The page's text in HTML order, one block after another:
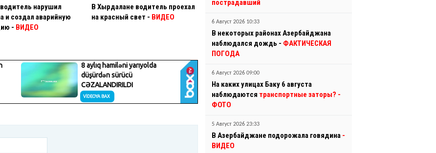
нарушил
и создал аварийную
- ВИДЕО
В Хырдалане водитель проехал
на красный свет - ВИДЕО
пострадавший
6 Август 2026 10:33
В некоторых районах Азербайджана
наблюдался дождь - ФАКТИЧЕСКАЯ
ПОГОДА
6 Август 2026 09:00
На каких улицах Баку 6 августа
наблюдаются транспортные заторы? -
ФОТО
5 Август 2026 23:33
В Азербайджане подорожала говядина -
ВИДЕО